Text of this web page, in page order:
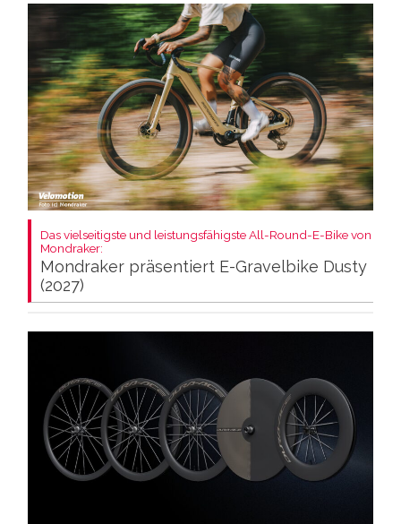
Das vielseitigste und leistungsfähigste All-Round-E-Bike von
Mondraker:
Mondraker präsentiert E-Gravelbike Dusty
(2027)